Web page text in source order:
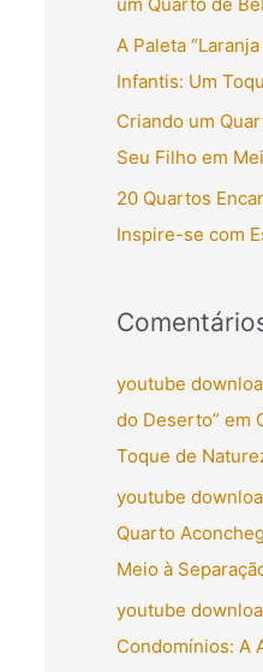
p
o
r
:
A Paleta
Infantis: Um
Criando um
Seu Filho em
20 Quartos
Inspire-se com
youtube
do Deserto” em
Toque de
youtube
Quarto
Meio à
youtube
Condomínios: A